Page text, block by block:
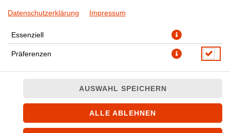
Indisches Fladenbrot aus Vollkornmehl
Datenschutzerklärung Impressum
Essenziell
Präferenzen
AUSWAHL SPEICHERN
ALLE ABLEHNEN